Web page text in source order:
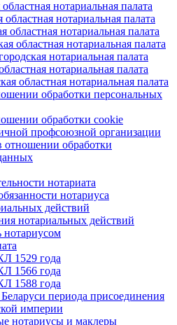
областная нотариальная палата
областная нотариальная палата
областная нотариальная палата
областная нотариальная палата
нотариальная палата
нотариальная палата
областная нотариальная палата
обработки персональных
обработки cookie
профсоюзной организации
отношении обработки
нотариата
нотариуса
действий
нотариальных действий
1529 года
1566 года
1588 года
периода присоединения
империи
нотариусы и маклеры